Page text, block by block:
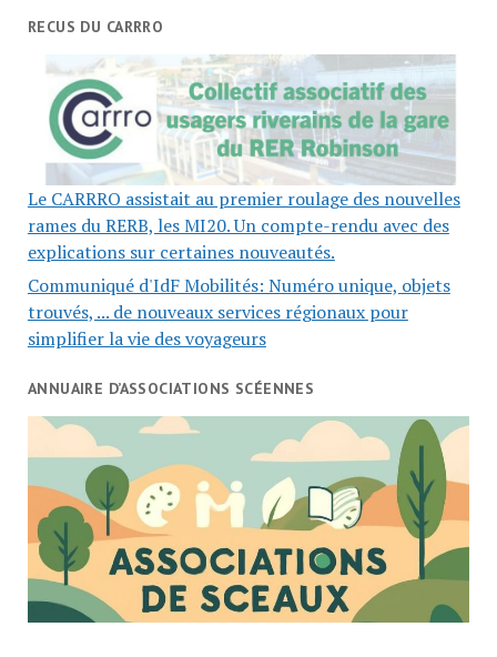
RECUS DU CARRRO
Le CARRRO assistait au premier roulage des nouvelles
rames du RERB, les MI20. Un compte-rendu avec des
explications sur certaines nouveautés.
Communiqué d'IdF Mobilités: Numéro unique, objets
trouvés, ... de nouveaux services régionaux pour
simplifier la vie des voyageurs
ANNUAIRE D’ASSOCIATIONS SCÉENNES